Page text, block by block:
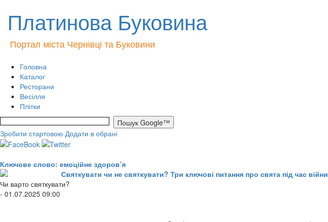
Платинова Буковина
Портал міста Чернівці та Буковини
Головна
Каталог
Ресторани
Весілля
Плітки
Зробити стартовою Додати в обрані
Ключове слово: емоційне здоров’я
Святкувати чи не святкувати? Три ключові питання про свята під час війни
Чи варто святкувати?
- 01.07.2025 09:00